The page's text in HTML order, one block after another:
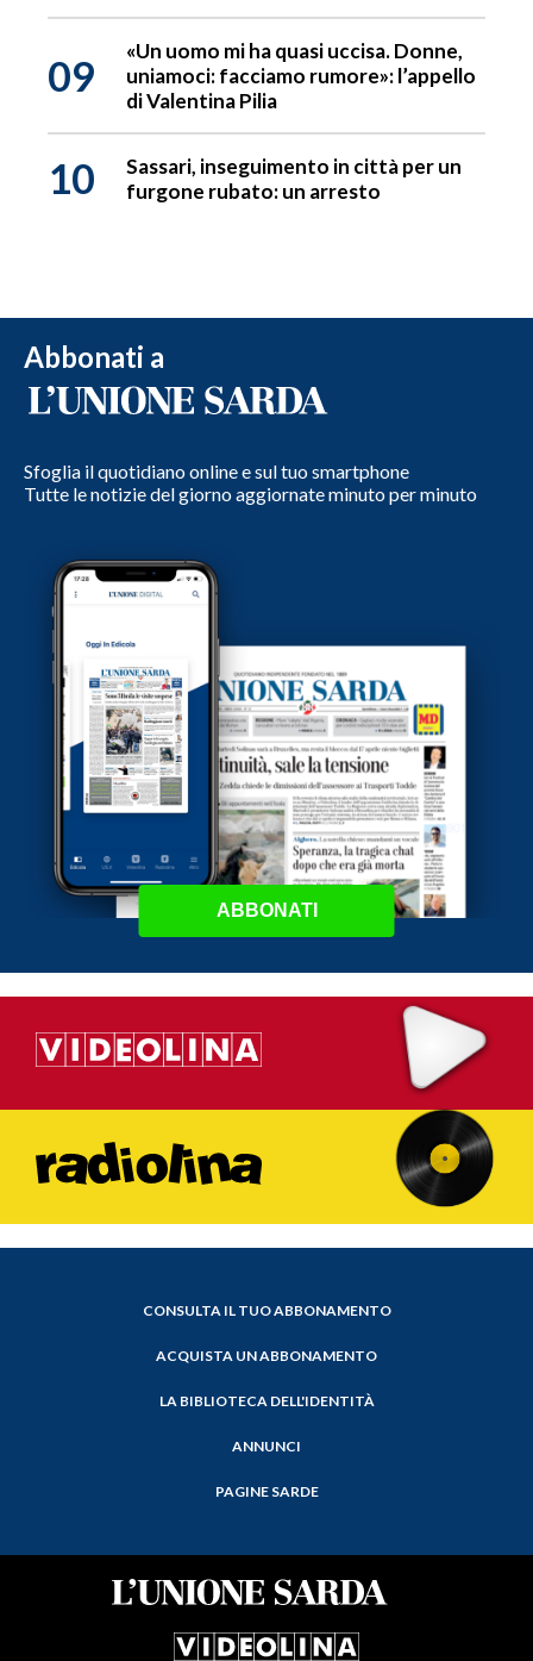
09
«Un uomo mi ha quasi uccisa. Donne,
uniamoci: facciamo rumore»: l’appello
di Valentina Pilia
10
Sassari, inseguimento in città per un
furgone rubato: un arresto
Abbonati a
Sfoglia il quotidiano online e sul tuo smartphone
Tutte le notizie del giorno aggiornate minuto per minuto
ABBONATI
CONSULTA IL TUO ABBONAMENTO
ACQUISTA UN ABBONAMENTO
LA BIBLIOTECA DELL'IDENTITÀ
ANNUNCI
PAGINE SARDE